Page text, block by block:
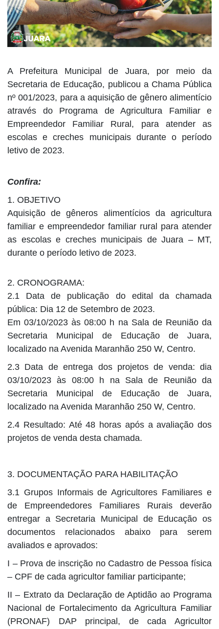
A Prefeitura Municipal de Juara, por meio da
Secretaria de Educação, publicou a Chama Pública
nº 001/2023, para a aquisição de gênero alimentício
através do Programa de Agricultura Familiar e
Empreendedor Familiar Rural, para atender as
escolas e creches municipais durante o período
letivo de 2023.
Confira:
1. OBJETIVO
Aquisição de gêneros alimentícios da agricultura
familiar e empreendedor familiar rural para atender
as escolas e creches municipais de Juara – MT,
durante o período letivo de 2023.
2. CRONOGRAMA:
2.1 Data de publicação do edital da chamada
pública: Dia 12 de Setembro de 2023.
Em 03/10/2023 às 08:00 h na Sala de Reunião da
Secretaria Municipal de Educação de Juara,
localizado na Avenida Maranhão 250 W, Centro.
2.3 Data de entrega dos projetos de venda: dia
03/10/2023 às 08:00 h na Sala de Reunião da
Secretaria Municipal de Educação de Juara,
localizado na Avenida Maranhão 250 W, Centro.
2.4 Resultado: Até 48 horas após a avaliação dos
projetos de venda desta chamada.
3. DOCUMENTAÇÃO PARA HABILITAÇÃO
3.1 Grupos Informais de Agricultores Familiares e
de Empreendedores Familiares Rurais deverão
entregar a Secretaria Municipal de Educação os
documentos relacionados abaixo para serem
avaliados e aprovados:
I – Prova de inscrição no Cadastro de Pessoa física
– CPF de cada agricultor familiar participante;
II – Extrato da Declaração de Aptidão ao Programa
Nacional de Fortalecimento da Agricultura Familiar
(PRONAF) DAP principal, de cada Agricultor